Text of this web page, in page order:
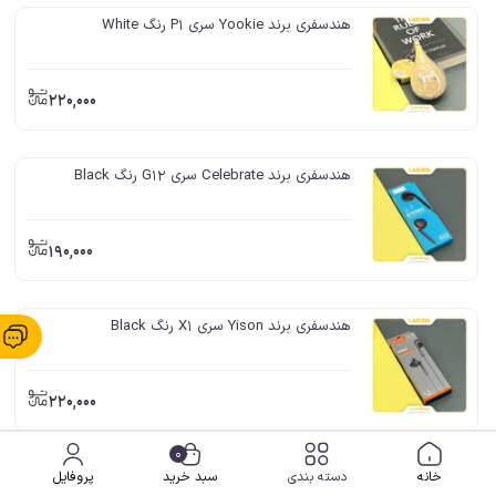
هندسفری برند Yookie سری P1 رنگ White
220,000
هندسفری برند Celebrate سری G12 رنگ Black
190,000
هندسفری برند Yison سری X1 رنگ Black
220,000
هندسفری برند Yison سری X1 رنگ White پروفایل
0
سبد خرید دسته بندی خانه